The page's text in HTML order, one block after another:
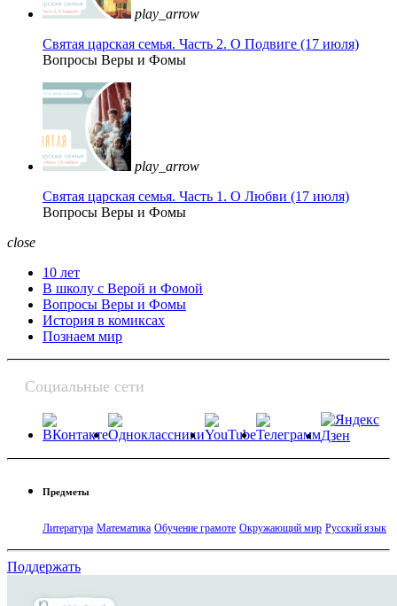
play_arrow
Святая царская семья. Часть 2. О Подвиге (17 июля)
Вопросы Веры и Фомы
play_arrow
Святая царская семья. Часть 1. О Любви (17 июля)
Вопросы Веры и Фомы
close
10 лет
В школу с Верой и Фомой
Вопросы Веры и Фомы
История в комиксах
Познаем мир
Социальные сети
Предметы
Литература Математика Обучение грамоте Окружающий мир Русский язык
Поддержать